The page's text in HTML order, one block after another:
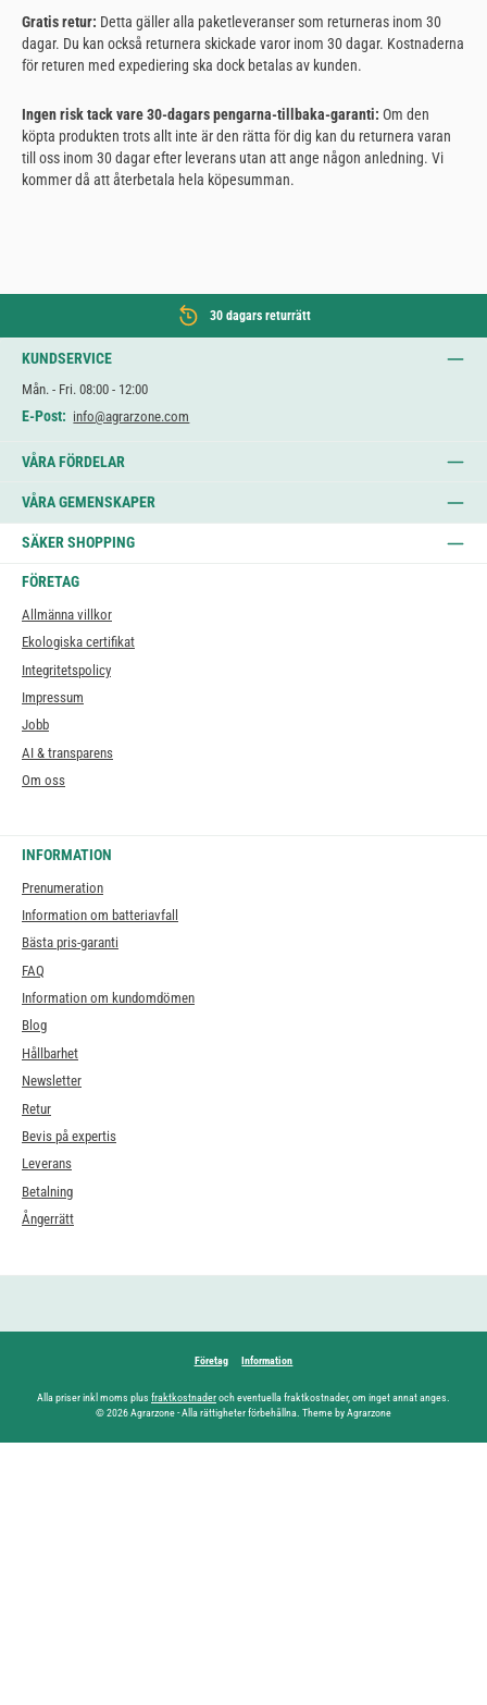
Gratis retur: Detta gäller alla paketleveranser som returneras inom 30
dagar. Du kan också returnera skickade varor inom 30 dagar. Kostnaderna
för returen med expediering ska dock betalas av kunden.
Ingen risk tack vare 30-dagars pengarna-tillbaka-garanti: Om den
köpta produkten trots allt inte är den rätta för dig kan du returnera varan
till oss inom 30 dagar efter leverans utan att ange någon anledning. Vi
kommer då att återbetala hela köpesumman.
30 dagars returrätt
KUNDSERVICE
Mån. - Fri. 08:00 - 12:00
E-Post: info@agrarzone.com
VÅRA FÖRDELAR
VÅRA GEMENSKAPER
SÄKER SHOPPING
FÖRETAG
Allmänna villkor
Ekologiska certifikat
Integritetspolicy
Impressum
Jobb
AI & transparens
Om oss
INFORMATION
Prenumeration
Information om batteriavfall
Bästa pris-garanti
FAQ
Information om kundomdömen
Blog
Hållbarhet
Newsletter
Retur
Bevis på expertis
Leverans
Betalning
Ångerrätt
Företag Information
Alla priser inkl moms plus fraktkostnaderoch eventuella fraktkostnader, om inget annat anges.
© 2026 Agrarzone - Alla rättigheter förbehållna. Theme by Agrarzone